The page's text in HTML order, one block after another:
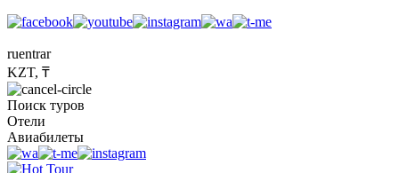
ruentrar
KZT, ₸
Поиск туров
Отели
Авиабилеты